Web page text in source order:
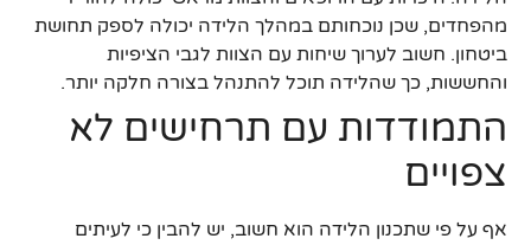
מהפחדים, שכן נוכחותם במהלך הלידה יכולה לספק תחושת
ביטחון. חשוב לערוך שיחות עם הצוות לגבי הציפיות
והחששות, כך שהלידה תוכל להתנהל בצורה חלקה יותר.
התמודדות עם תרחישים לא
צפויים
אף על פי שתכנון הלידה הוא חשוב, יש להבין כי לעיתים